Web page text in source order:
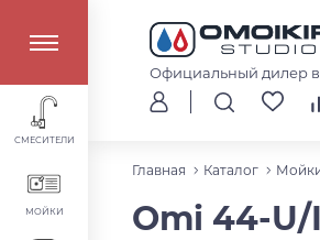
Официальный дилер в
СМЕСИТЕЛИ
МОЙКИ
Главная Каталог
Omi 44-